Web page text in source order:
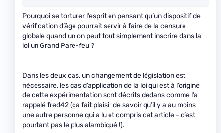
Pourquoi se torturer l’esprit en pensant qu’un dispositif de
vérification d’âge pourrait servir à faire de la censure
globale quand un on peut tout simplement inscrire dans la
loi un Grand Pare-feu ?
Dans les deux cas, un changement de législation est
nécessaire, les cas d’application de la loi qui est à l’origine
de cette expérimentation sont décrits dedans comme l’a
rappelé fred42 (ça fait plaisir de savoir qu’il y a au moins
une autre personne qui a lu et compris cet article - c’est
pourtant pas le plus alambiqué !).